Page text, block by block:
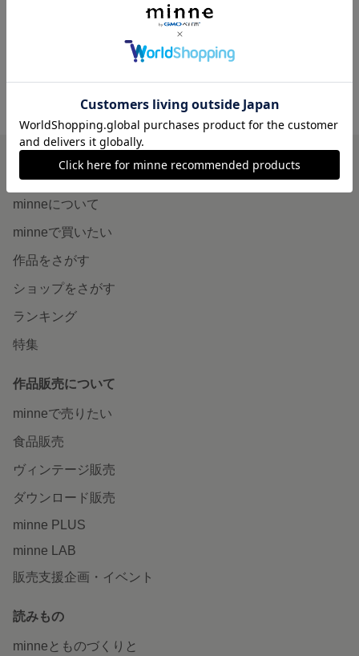
展示中
shiyu0614 の作品一覧
minneを知る
minneについて
minneで買いたい
作品をさがす
ショップをさがす
ランキング
特集
作品販売について
minneで売りたい
食品販売
ヴィンテージ販売
ダウンロード販売
minne PLUS
minne LAB
販売支援企画・イベント
読みもの
minneとものづくりと